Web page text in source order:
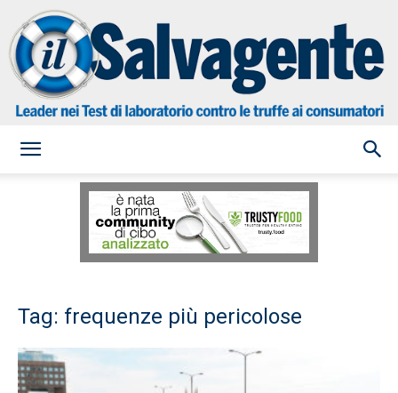
Salvagente
Tag: frequenze più pericolose